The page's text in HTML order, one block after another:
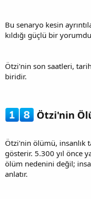
Bu senaryo kesin
kıldığı güçlü bir
Ötzi'nin son saatleri,
biridir.
Ötzi'nin
Ötzi'nin ölümü, insanlık
gösterir. 5.300 yıl önce
ölüm nedenini değil;
anlatır.